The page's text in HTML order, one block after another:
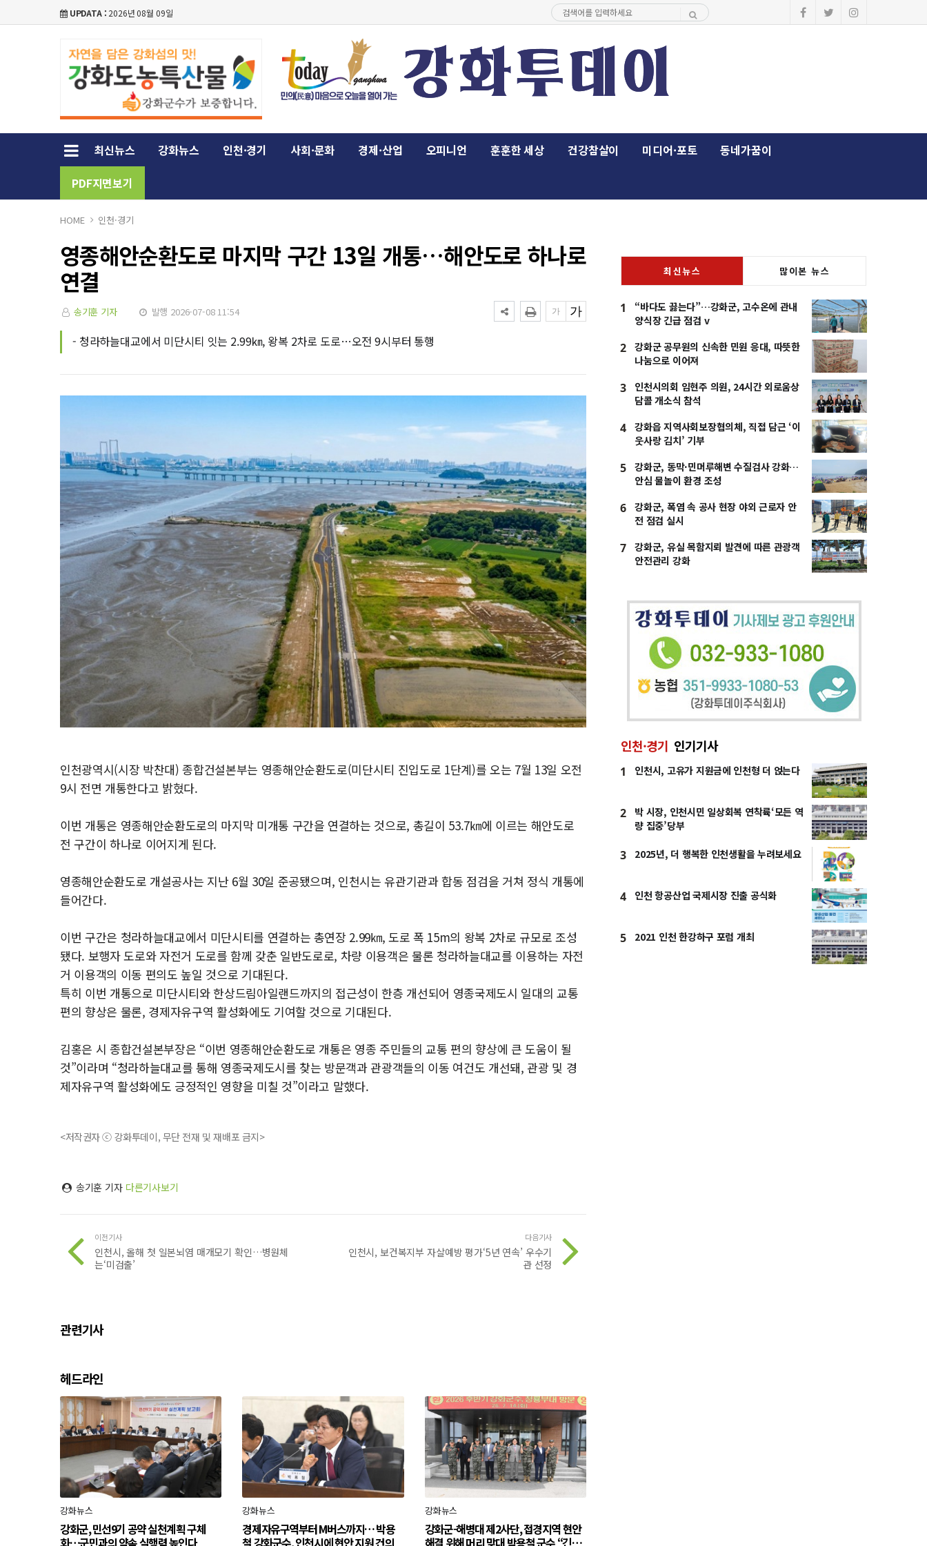
UPDATA : 2026년 08월 09일
최신뉴스 강화뉴스 인천·경기 사회·문화 경제·산업 오피니언 훈훈한 세상 건강참살이 미디어·포토
동네가꿈이
PDF지면보기
HOME 인천·경기
영종해안순환도로 마지막 구간 13일 개통…해안도로 하나로
연결
송기훈 기자 발행 2026-07-08 11:54
- 청라하늘대교에서 미단시티 잇는 2.99㎞, 왕복 2차로 도로…오전 9시부터 통행
인천광역시(시장 박찬대) 종합건설본부는 영종해안순환도로(미단시티 진입도로 1단계)를 오는 7월 13일 오전
9시 전면 개통한다고 밝혔다.
이번 개통은 영종해안순환도로의 마지막 미개통 구간을 연결하는 것으로, 총길이 53.7㎞에 이르는 해안도로
전 구간이 하나로 이어지게 된다.
영종해안순환도로 개설공사는 지난 6월 30일 준공됐으며, 인천시는 유관기관과 합동 점검을 거쳐 정식 개통에
들어간다.
이번 구간은 청라하늘대교에서 미단시티를 연결하는 총연장 2.99㎞, 도로 폭 15m의 왕복 2차로 규모로 조성
됐다. 보행자 도로와 자전거 도로를 함께 갖춘 일반도로로, 차량 이용객은 물론 청라하늘대교를 이용하는 자전
거 이용객의 이동 편의도 높일 것으로 기대된다.
특히 이번 개통으로 미단시티와 한상드림아일랜드까지의 접근성이 한층 개선되어 영종국제도시 일대의 교통
편의 향상은 물론, 경제자유구역 활성화에도 기여할 것으로 기대된다.
김홍은 시 종합건설본부장은 “이번 영종해안순환도로 개통은 영종 주민들의 교통 편의 향상에 큰 도움이 될
것”이라며 “청라하늘대교를 통해 영종국제도시를 찾는 방문객과 관광객들의 이동 여건도 개선돼, 관광 및 경
제자유구역 활성화에도 긍정적인 영향을 미칠 것”이라고 말했다.
<저작권자 ⓒ 강화투데이, 무단 전재 및 재배포 금지>
송기훈 기자 다른기사보기
이전기사
인천시, 올해 첫 일본뇌염 매개모기 확인…병원체
는‘미검출’
다음기사
인천시, 보건복지부 자살예방 평가‘5년 연속’ 우수기
관 선정
관련기사
헤드라인
강화뉴스
강화군, 민선9기 공약 실천계획 구체
강화뉴스
경제자유구역부터 M버스까지… 박용
강화뉴스
강화군-해병대 제2사단, 접경지역 현안
최신뉴스 많이본 뉴스
1
“바다도 끓는다”…강화군, 고수온에 관내
양식장 긴급 점검 v
2
강화군 공무원의 신속한 민원 응대, 따뜻한
나눔으로 이어져
3
인천시의회 임현주 의원, 24시간 외로움상
담콜 개소식 참석
4
강화읍 지역사회보장협의체, 직접 담근 ‘이
웃사랑 김치’ 기부
5
강화군, 동막·민머루해변 수질검사 강화…
안심 물놀이 환경 조성
6
강화군, 폭염 속 공사 현장 야외 근로자 안
전 점검 실시
7
강화군, 유실 목함지뢰 발견에 따른 관광객
안전관리 강화
인천·경기 인기기사
1 인천시, 고유가 지원금에 인천형 더 얹는다
2
박 시장, 인천시민 일상회복 연착륙‘모든 역
량 집중’당부
3 2025년, 더 행복한 인천생활을 누려보세요
4 인천 항공산업 국제시장 진출 공식화
5 2021 인천 한강하구 포럼 개최